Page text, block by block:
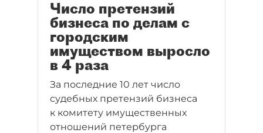
Число претензий
бизнеса по делам с
городским
имуществом выросло
в 4 раза
За последние 10 лет число
судебных претензий бизнеса
к комитету имущественных
отношений петербурга